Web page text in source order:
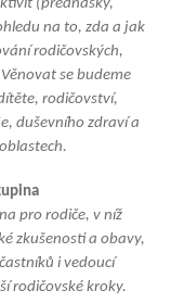
(přednášky,
na to, zda a jak
rodičovských,
se budeme
rodičovství,
duševního zdraví a
pro rodiče, v níž
zkušenosti a obavy,
i vedoucí
rodičovské kroky.